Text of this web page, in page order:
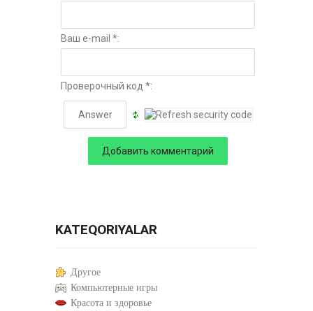
Ваш e-mail *:
Проверочный код *:
KATEQORIYALAR
Другое
Компьютерные игры
Красота и здоровье